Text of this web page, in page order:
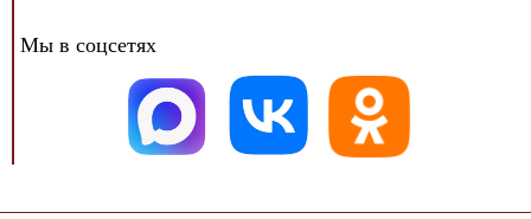
Мы в соцсетях